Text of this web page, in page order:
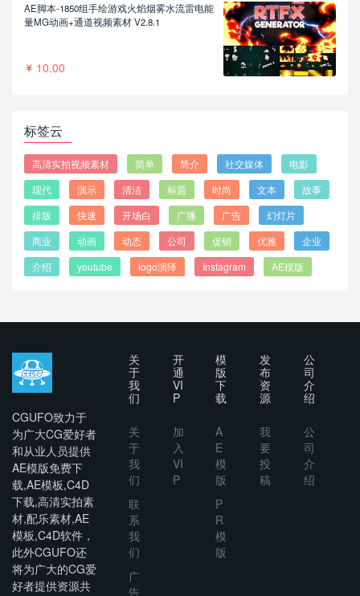
AE脚本-1850组手绘游戏火焰烟雾水流雷电能
量MG动画+通道视频素材 V2.8.1
10.00
标签云
高清实拍视频素材 简单 简介 社交媒体
电影
现代
演示 清洁 标题 时尚 文本
故事
排版
快速 开场白 广播 广告
幻灯片
商业
动画 动态 公司 促销 优雅
企业
介绍
youtube logo演绎 Instagram AE模版
CGUFO致力于
为广大CG爱好者
和从业人员提供
AE模版免费下
载,AE模板,C4D
下载,高清实拍素
材,配乐素材,AE
模板,C4D软件，
此外CGUFO还
将为广大的CG爱
好者提供资源共
关
于
我
们
关
于
我
们
联
系
我
们
广
告
开
通
VI
P
加
入
VI
P
模
版
下
载
A
E
模
版
P
R
模
版
发
布
资
源
我
要
投
稿
公
司
介
绍
公
司
介
绍